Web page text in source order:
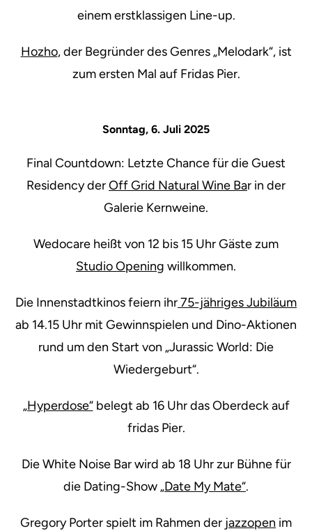
einem erstklassigen Line-up.
Hozho, der Begründer des Genres „Melodark“, ist
zum ersten Mal auf Fridas Pier.
Sonntag, 6. Juli 2025
Final Countdown: Letzte Chance für die Guest
Residency derOff Grid Natural Wine Bar in der
Galerie Kernweine.
Wedocare heißt von 12 bis 15 Uhr Gäste zum
Studio Opening willkommen.
Die Innenstadtkinos feiern ihr75-jähriges Jubiläum
ab 14.15 Uhr mit Gewinnspielen und Dino-Aktionen
rund um den Start von „Jurassic World: Die
Wiedergeburt“.
„Hyperdose“belegt ab 16 Uhr das Oberdeck auf
fridas Pier.
Die White Noise Bar wird ab 18 Uhr zur Bühne für
die Dating-Show „Date My Mate“.
Gregory Porter spielt im Rahmen der jazzopen im